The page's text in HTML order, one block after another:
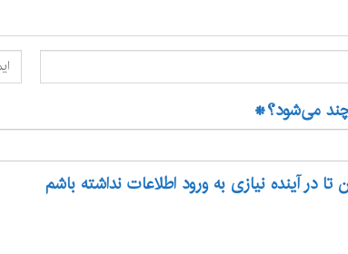
می‌شود؟*
در آینده نیازی به ورود اطلاعات نداشته باشم